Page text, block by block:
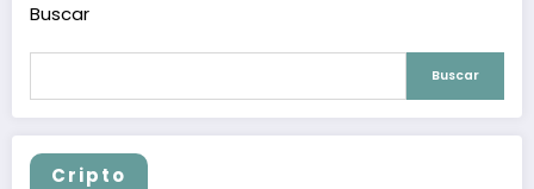
Buscar
Buscar
Cripto